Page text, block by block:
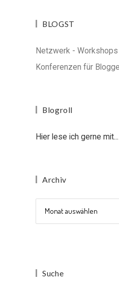
BLOGST
Netzwerk -
Konferenzen für
Blogroll
Hier lese ich gerne mit...
Archiv
Suche